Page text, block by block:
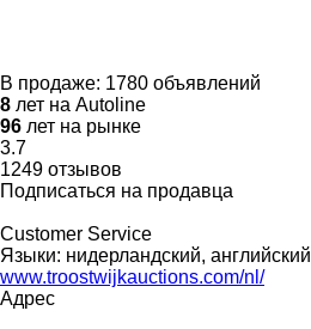
В продаже: 1780 объявлений
8 лет на Autoline
96 лет на рынке
3.7
1249 отзывов
Подписаться на продавца
Customer Service
Языки: нидерландский, английский
www.troostwijkauctions.com/nl/
Адрес